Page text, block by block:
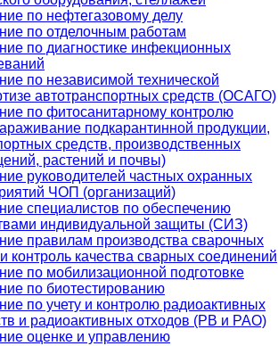
по нефтегазовому делу
по отделочным работам
по диагностике инфекционных
по независимой технической
автотранспортных средств (ОСАГО)
по фитосанитарному контролю
подкарантинной продукции,
средств, производственных
растений и почвы)
руководителей частных охранных
ЧОП (организаций)
специалистов по обеспечению
индивидуальной защиты (СИЗ)
правилам производства сварочных
контроль качества сварных соединений
по мобилизационной подготовке
по биотестированию
по учету и контролю радиоактивных
и радиоактивных отходов (РВ и РАО)
оценке и управлению